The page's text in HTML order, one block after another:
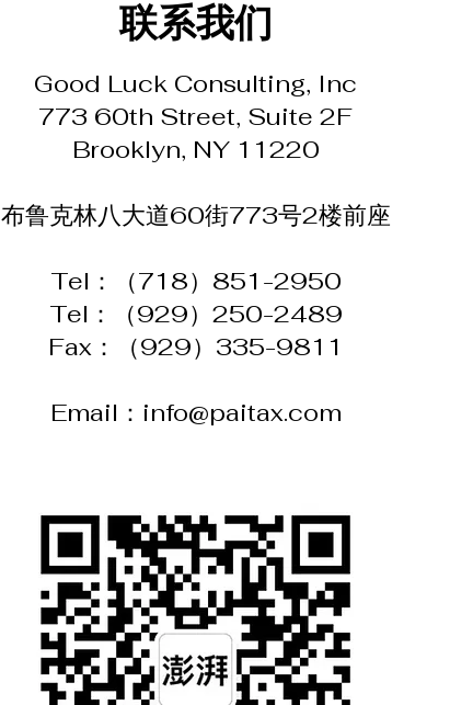
​联系我们
Good Luck Consulting, Inc
773 60th Street, Suite 2F
Brooklyn, NY 11220
布鲁克林八大道60街773号2楼前座​
Tel：（718）851-2950
Tel：（929）250-2489
Fax：（929）335-9811
​Email：info@paitax.com